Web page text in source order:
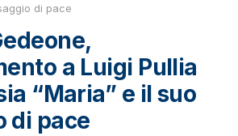
di pace
a Luigi Pullia
“Maria” e il suo
di pace